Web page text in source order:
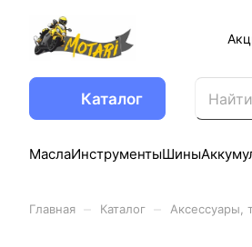
Каталог
МаслаИнструментыШины
Главная Каталог Аксессуары,